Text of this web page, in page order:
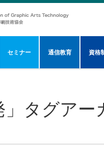
セミナー 通信教育 資格
」タグア